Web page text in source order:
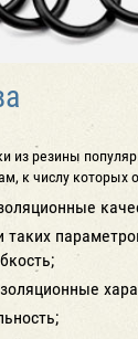
из резины
к числу которых
таких